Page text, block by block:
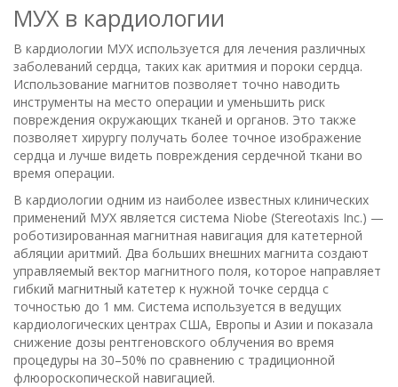
МУХ в кардиологии
В кардиологии МУХ используется для лечения различных
заболеваний сердца, таких как аритмия и пороки сердца.
Использование магнитов позволяет точно наводить
инструменты на место операции и уменьшить риск
повреждения окружающих тканей и органов. Это также
позволяет хирургу получать более точное изображение
сердца и лучше видеть повреждения сердечной ткани во
время операции.
В кардиологии одним из наиболее известных клинических
применений МУХ является система Niobe (Stereotaxis Inc.) —
роботизированная магнитная навигация для катетерной
абляции аритмий. Два больших внешних магнита создают
управляемый вектор магнитного поля, которое направляет
гибкий магнитный катетер к нужной точке сердца с
точностью до 1 мм. Система используется в ведущих
кардиологических центрах США, Европы и Азии и показала
снижение дозы рентгеновского облучения во время
процедуры на 30–50% по сравнению с традиционной
флюороскопической навигацией.